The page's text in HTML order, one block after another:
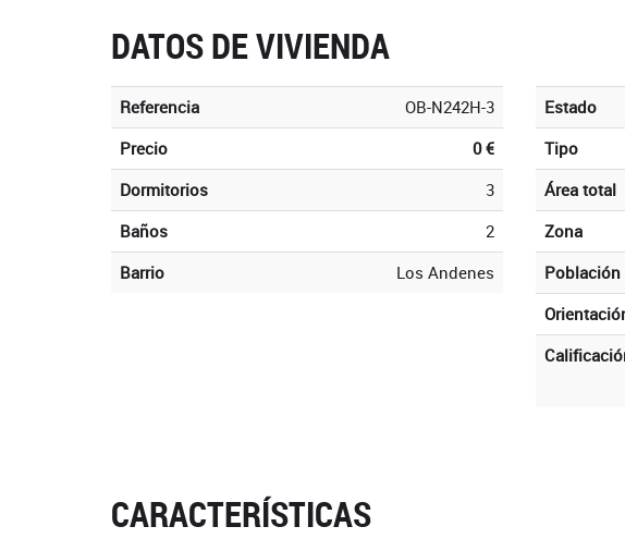
DATOS DE VIVIENDA
Referencia
OB-N242H-3
Precio
0 €
Dormitorios
3
Baños
2
Barrio
Los Andenes
Estado
Tipo
Área total
Zona
Población
CARACTERÍSTICAS